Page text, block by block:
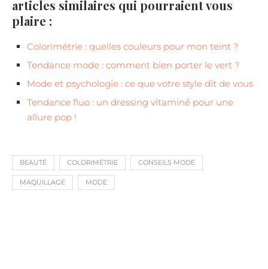
articles similaires qui pourraient vous
plaire :
Colorimétrie : quelles couleurs pour mon teint ?
Tendance mode : comment bien porter le vert ?
Mode et psychologie : ce que votre style dit de vous
Tendance fluo : un dressing vitaminé pour une
allure pop !
BEAUTÉ COLORIMÉTRIE CONSEILS MODE
MAQUILLAGE MODE